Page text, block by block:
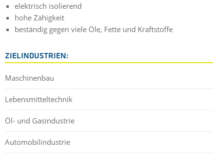
elektrisch isolierend
hohe Zähigkeit
beständig gegen viele Öle, Fette und Kraftstoffe
ZIELINDUSTRIEN:
Maschinenbau
Lebensmitteltechnik
Öl- und Gasindustrie
Automobilindustrie